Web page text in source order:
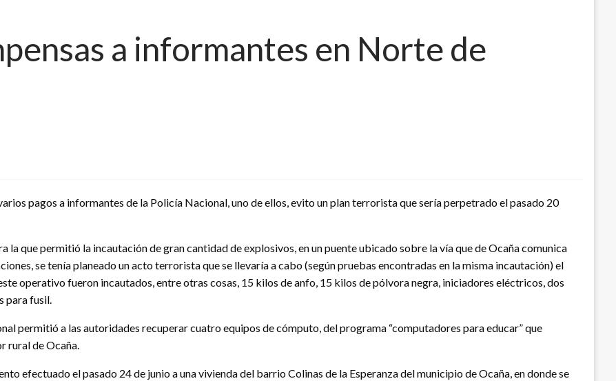
a informantes en Norte de
pagos a informantes de la Policía Nacional, uno de ellos, evito un plan terrorista que sería perpetrado el pasado 20
la que permitió la incautación de gran cantidad de explosivos, en un puente ubicado sobre la vía que de Ocaña comunica
se tenía planeado un acto terrorista que se llevaría a cabo (según pruebas encontradas en la misma incautación) el
operativo fueron incautados, entre otras cosas, 15 kilos de anfo, 15 kilos de pólvora negra, iniciadores eléctricos, dos
para fusil.
permitió a las autoridades recuperar cuatro equipos de cómputo, del programa “computadores para educar” que
rural de Ocaña.
efectuado el pasado 24 de junio a una vivienda del barrio Colinas de la Esperanza del municipio de Ocaña, en donde se